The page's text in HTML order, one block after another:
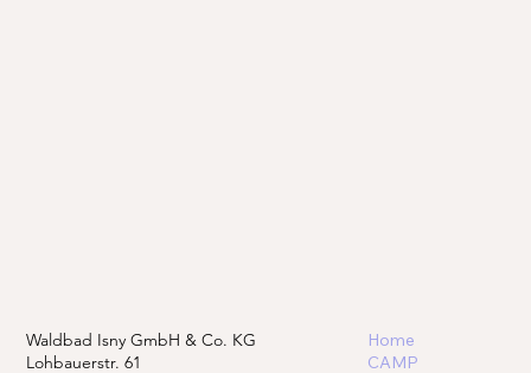
Waldbad Isny GmbH & Co. KG
Lohbauerstr. 61
Home
CAMP